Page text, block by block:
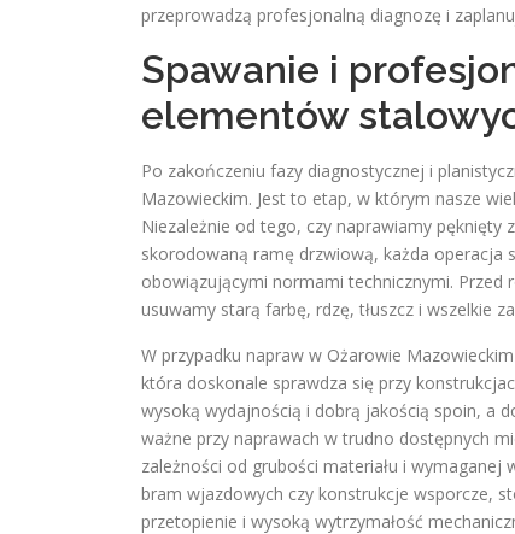
przeprowadzą profesjonalną diagnozę i
Spawanie i
elementów
Po zakończeniu fazy diagnostycznej i
Mazowieckim. Jest to etap, w którym nasze
Niezależnie od tego, czy naprawiamy pęknięty
skorodowaną ramę drzwiową, każda operacja
obowiązującymi normami technicznymi. Przed
usuwamy starą farbę, rdzę, tłuszcz i wszelkie
W przypadku napraw w Ożarowie
która doskonale sprawdza się przy
wysoką wydajnością i dobrą jakością spoin, a
ważne przy naprawach w trudno dostępnych
zależności od grubości materiału i wymaganej
bram wjazdowych czy konstrukcje wsporcze,
przetopienie i wysoką wytrzymałość